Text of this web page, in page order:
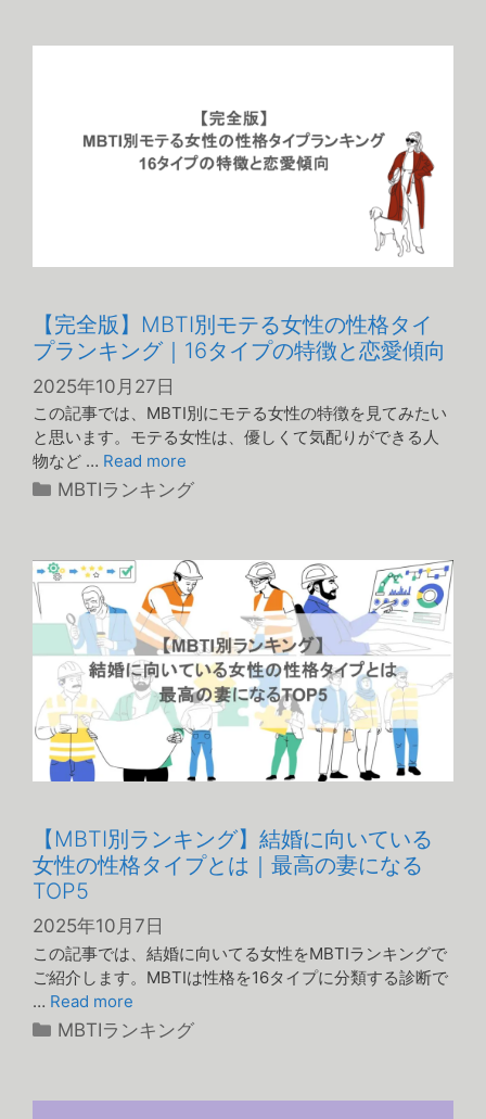
リ
【完全版】MBTI別モテる女性の性格タイ
プランキング｜16タイプの特徴と恋愛傾向
2025年10月27日
この記事では、MBTI別にモテる女性の特徴を見てみたい
と思います。モテる女性は、優しくて気配りができる人
物など … Read more
カ
リ
MBTIランキング
【MBTI別ランキング】結婚に向いている
女性の性格タイプとは｜最高の妻になる
TOP5
2025年10月7日
この記事では、結婚に向いてる女性をMBTIランキングで
ご紹介します。MBTIは性格を16タイプに分類する診断で
… Read more
カ
リ
MBTIランキング